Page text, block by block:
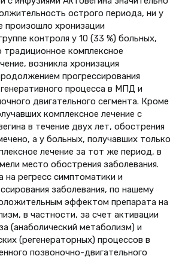
острого периода, ни у
произошло хронизации
контроля у 10 (33 %) больных,
традиционное комплексное
возникла хронизация
прогрессирования
процесса в МПД и
двигательного сегмента. Кроме
комплексное лечение с
в течение двух лет, обострения
а у больных, получавших только
лечение за тот же период, в
место обострения заболевания.
на регресс симптоматики и
заболевания, по нашему
эффектом препарата на
в частности, за счет активации
(анаболический метаболизм) и
(регенераторных) процессов в
позвоночно-двигательного